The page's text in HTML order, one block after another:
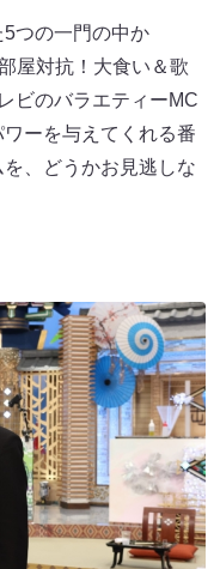
つの一門の中か
屋対抗！大食い＆歌
ビのバラエティーMC
ーを与えてくれる番
、どうかお見逃しな